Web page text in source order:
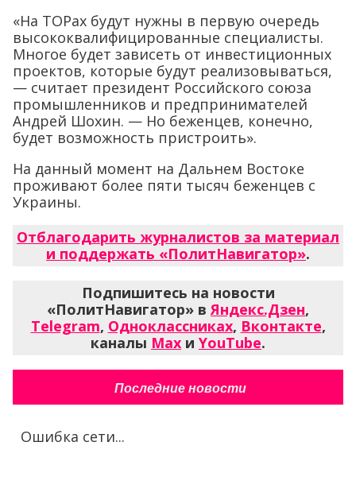
«На ТОРах будут нужны в первую очередь
высококвалифицированные специалисты.
Многое будет зависеть от инвестиционных
проектов, которые будут реализовываться,
— считает президент Российского союза
промышленников и предпринимателей
Андрей Шохин. — Но беженцев, конечно,
будет возможность пристроить».
На данный момент на Дальнем Востоке
проживают более пяти тысяч беженцев с
Украины.
Отблагодарить журналистов за материал
и поддержать «ПолитНавигатор».
Подпишитесь на новости
«ПолитНавигатор» вЯндекс.Дзен,
Telegram, Одноклассниках, Вконтакте,
каналы Max и YouTube.
Последние новости
Ошибка сети...